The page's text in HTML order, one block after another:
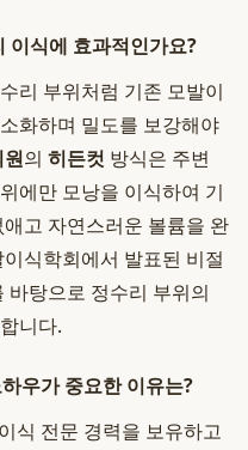
이식에 효과적인가요?
리 부위처럼 기존 모발이
화하며 밀도를 보강해야
의 히든컷 방식은 주변
에만 모낭을 이식하여 기
고 자연스러운 볼륨을 완
식학회에서 발표된 비절
바탕으로 정수리 부위의
니다.
우가 중요한 이유는?
식 전문 경력을 보유하고